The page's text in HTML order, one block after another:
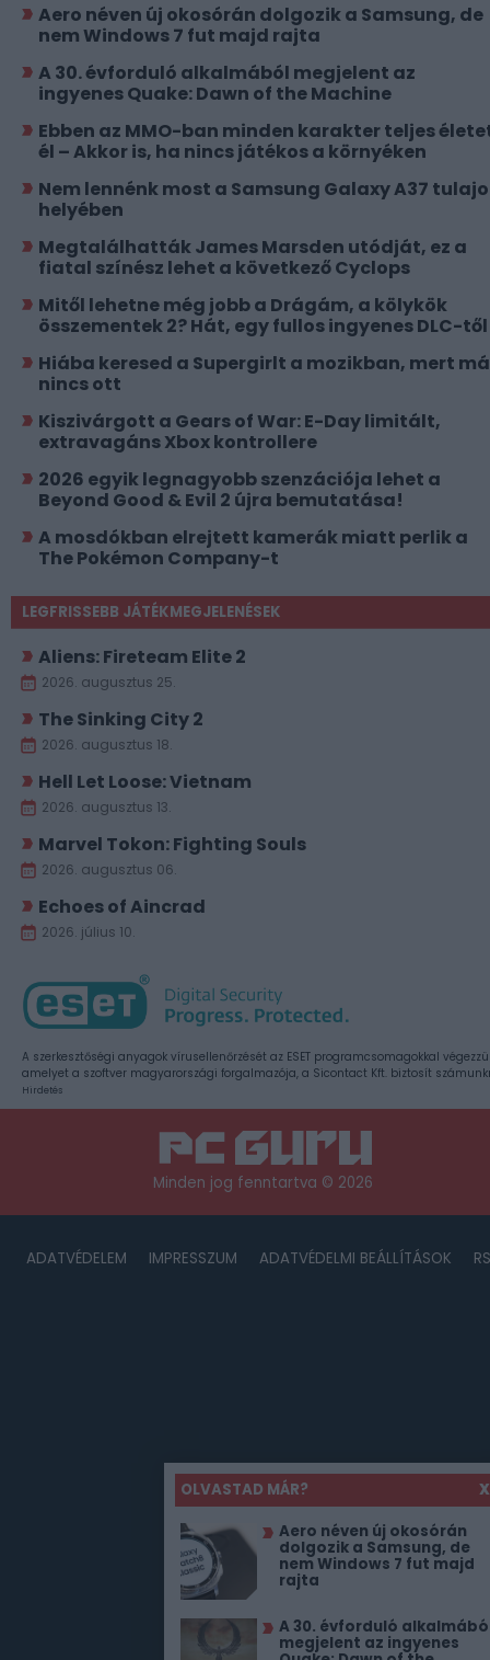
OLVASTAD MÁR?
X
Aero néven új okosórán
dolgozik a Samsung, de
nem Windows 7 fut majd
rajta
A 30. évforduló
megjelent az ingyenes
Aero néven új okosórán dolgozik a Samsung, de
nem Windows 7 fut majd rajta
A 30. évforduló alkalmából megjelent az
ingyenes Quake: Dawn of the Machine
Ebben az MMO-ban minden karakter teljes
él – Akkor is, ha nincs játékos a környéken
Nem lennénk most a Samsung Galaxy A37
helyében
Megtalálhatták James Marsden utódját, ez a
fiatal színész lehet a következő Cyclops
Mitől lehetne még jobb a Drágám, a kölykök
összementek 2? Hát, egy fullos ingyenes DLC-
Hiába keresed a Supergirlt a mozikban, mert
nincs ott
Kiszivárgott a Gears of War: E-Day limitált,
extravagáns Xbox kontrollere
2026 egyik legnagyobb szenzációja lehet a
Beyond Good & Evil 2 újra bemutatása!
A mosdókban elrejtett kamerák miatt perlik a
The Pokémon Company-t
LEGFRISSEBB JÁTÉKMEGJELENÉSEK
Aliens: Fireteam Elite 2
2026. augusztus 25.
The Sinking City 2
2026. augusztus 18.
Hell Let Loose: Vietnam
2026. augusztus 13.
Marvel Tokon: Fighting Souls
2026. augusztus 06.
Echoes of Aincrad
2026. július 10.
A szerkesztőségi anyagok vírusellenőrzését az ESET programcsomagokkal
amelyet a szoftver magyarországi forgalmazója, a Sicontact Kft. biztosít
Hirdetés
Minden jog fenntartva © 2026
ADATVÉDELEM IMPRESSZUM ADATVÉDELMI BEÁLLÍTÁSOK